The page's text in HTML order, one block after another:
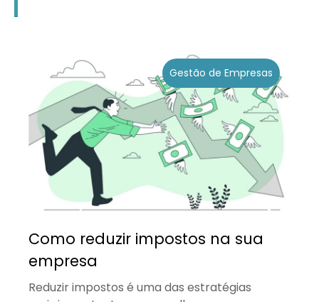
Gestão de Empresas
Como reduzir impostos na sua
empresa
Reduzir impostos é uma das estratégias